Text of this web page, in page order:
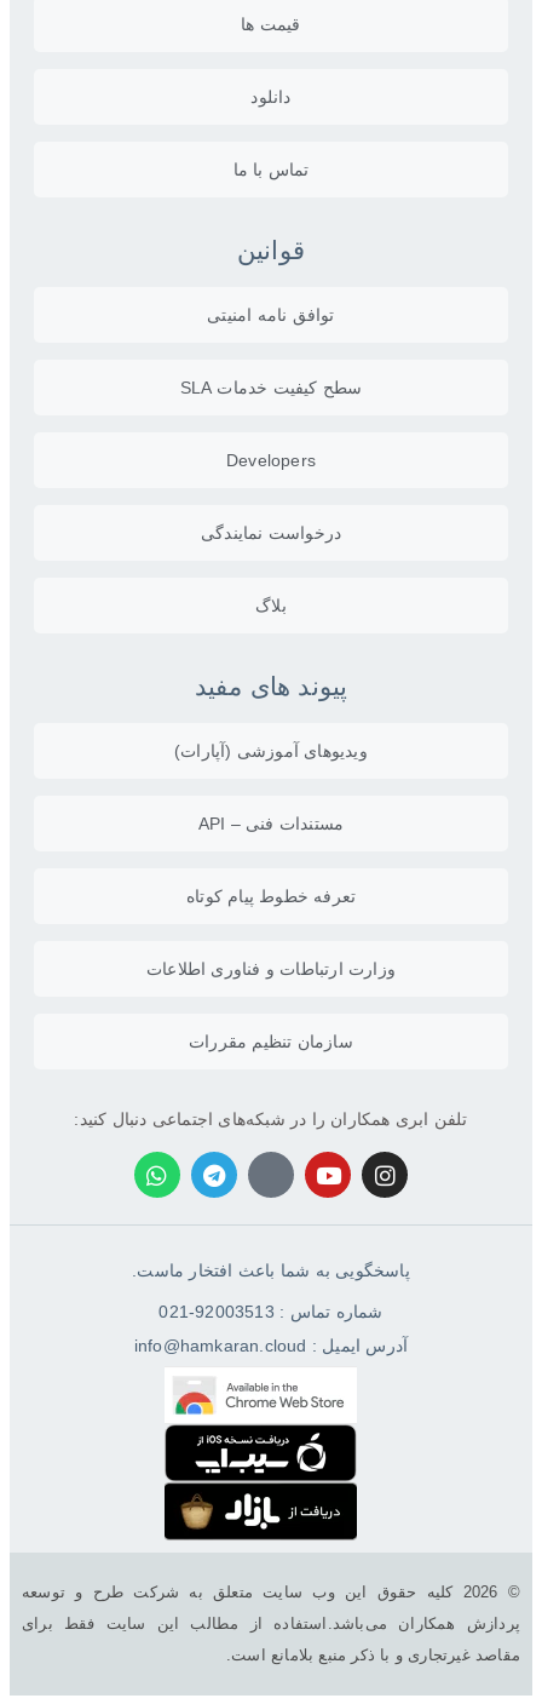
قیمت ها
دانلود
تماس با ما
قوانین
توافق نامه امنیتی
سطح کیفیت خدمات SLA
Developers
درخواست نمایندگی
بلاگ
پیوند های مفید
ویدیو‌های آموزشی (آپارات)
مستندات فنی – API
تعرفه خطوط پیام کوتاه
وزارت ارتباطات و فناوری اطلاعات
سازمان تنظیم مقررات
تلفن ابری همکاران را در شبکه‌های اجتماعی دنبال کنید:
پاسخگویی به شما باعث افتخار ماست.
شماره تماس : 92003513-021
آدرس ایمیل : info@hamkaran.cloud
© 2026 کليه حقوق اين وب سایت متعلق به شرکت طرح و توسعه
پردازش همکاران می‌باشد.استفاده از مطالب این سایت فقط برای
مقاصد غیرتجاری و با ذکر منبع بلامانع است.